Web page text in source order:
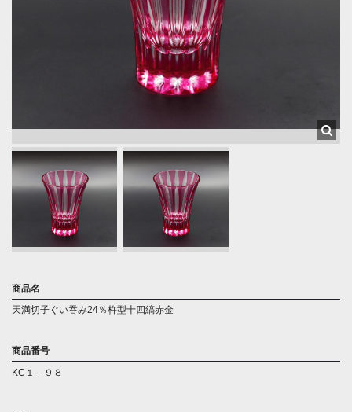
天満切子ぐい吞み24％杵型十四縞赤金
商品番号
KC１－９８